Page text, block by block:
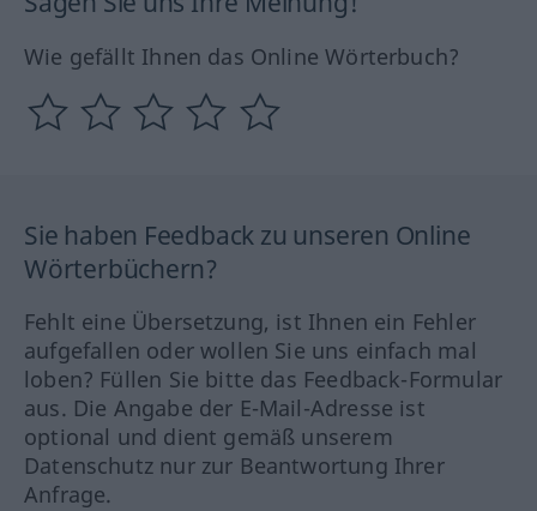
Wie gefällt Ihnen das Online Wörterbuch?
Sie haben Feedback zu unseren Online
Wörterbüchern?
Fehlt eine Übersetzung, ist Ihnen ein Fehler
aufgefallen oder wollen Sie uns einfach mal
loben? Füllen Sie bitte das Feedback-Formular
aus. Die Angabe der E-Mail-Adresse ist
optional und dient gemäß unserem
Datenschutz nur zur Beantwortung Ihrer
Anfrage.